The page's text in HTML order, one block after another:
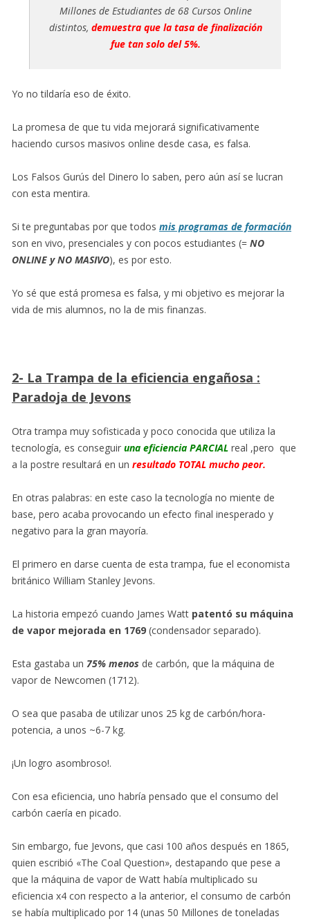
Millones de Estudiantes de 68 Cursos Online
distintos, demuestra que la tasa de finalización
fue tan solo del 5%.
Yo no tildaría eso de éxito.
La promesa de que tu vida mejorará significativamente
haciendo cursos masivos online desde casa, es falsa.
Los Falsos Gurús del Dinero lo saben, pero aún así se lucran
con esta mentira.
Si te preguntabas por que todos mis programas de formación
son en vivo, presenciales y con pocos estudiantes (= NO
ONLINE y NO MASIVO), es por esto.
Yo sé que está promesa es falsa, y mi objetivo es mejorar la
vida de mis alumnos, no la de mis finanzas.
2- La Trampa de la eficiencia engañosa :
Paradoja de Jevons
Otra trampa muy sofisticada y poco conocida que utiliza la
tecnología, es conseguir una eficiencia PARCIAL real ,pero que
a la postre resultará en un resultado TOTAL mucho peor.
En otras palabras: en este caso la tecnología no miente de
base, pero acaba provocando un efecto final inesperado y
negativo para la gran mayoría.
El primero en darse cuenta de esta trampa, fue el economista
británico William Stanley Jevons.
La historia empezó cuando James Watt patentó su máquina
de vapor mejorada en 1769 (condensador separado).
Esta gastaba un 75% menos de carbón, que la máquina de
vapor de Newcomen (1712).
O sea que pasaba de utilizar unos 25 kg de carbón/hora-
potencia, a unos ~6-7 kg.
¡Un logro asombroso!.
Con esa eficiencia, uno habría pensado que el consumo del
carbón caería en picado.
Sin embargo, fue Jevons, que casi 100 años después en 1865,
quien escribió «The Coal Question», destapando que pese a
que la máquina de vapor de Watt había multiplicado su
eficiencia x4 con respecto a la anterior, el consumo de carbón
se había multiplicado por 14 (unas 50 Millones de toneladas